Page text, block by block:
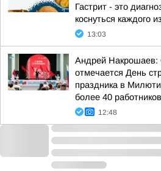
Гастрит - это
коснуться каждого
13:03
Андрей Накрошаев:
отмечается День
праздника в
более 40
12:48